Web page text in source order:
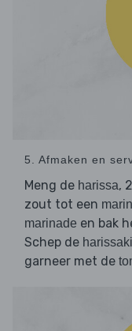
5. Afmaken en
Meng de harissa,
zout tot een
marinade en bak
Schep de
garneer met de